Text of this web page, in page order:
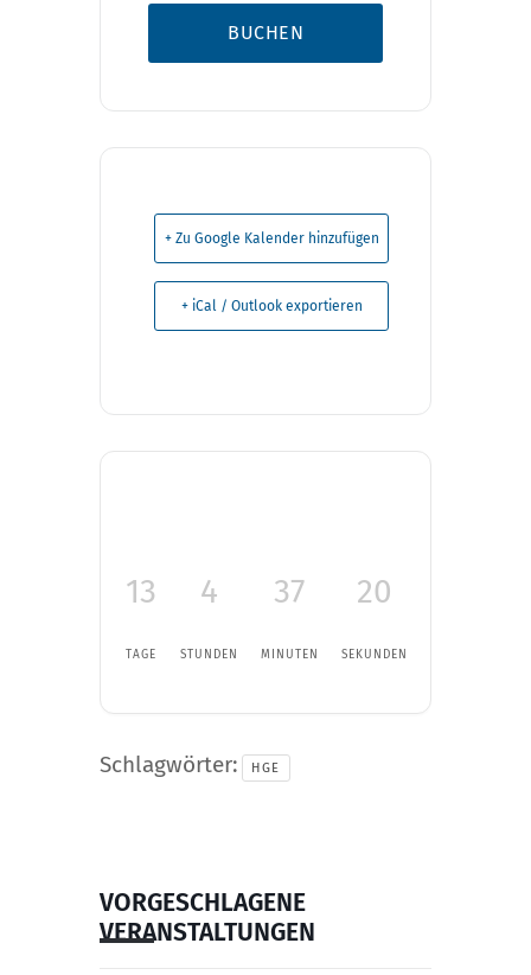
BUCHEN
+ Zu Google Kalender hinzufügen
+ iCal / Outlook exportieren
13
TAGE
4
STUNDEN
37
MINUTEN
19
SEKUNDEN
Schlagwörter: HGE
VORGESCHLAGENE
VERANSTALTUNGEN